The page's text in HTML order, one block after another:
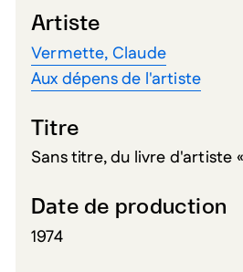
Artiste
Vermette, Claude
Aux dépens de l'artiste
Titre
Sans titre, du livre d'artiste
Date de production
1974